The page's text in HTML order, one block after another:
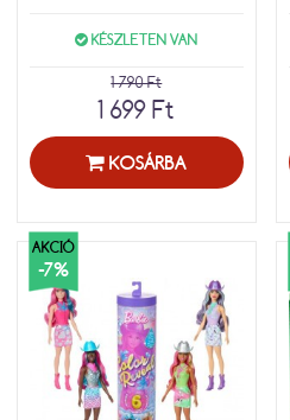
KÉSZLETEN VAN
1 790 Ft
1 699 Ft
KOSÁRBA
AKCIÓ
-7%